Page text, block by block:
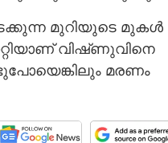
മുറിയുടെ മുകൾ
വിഷ്‌ണുവിനെ
മരണം